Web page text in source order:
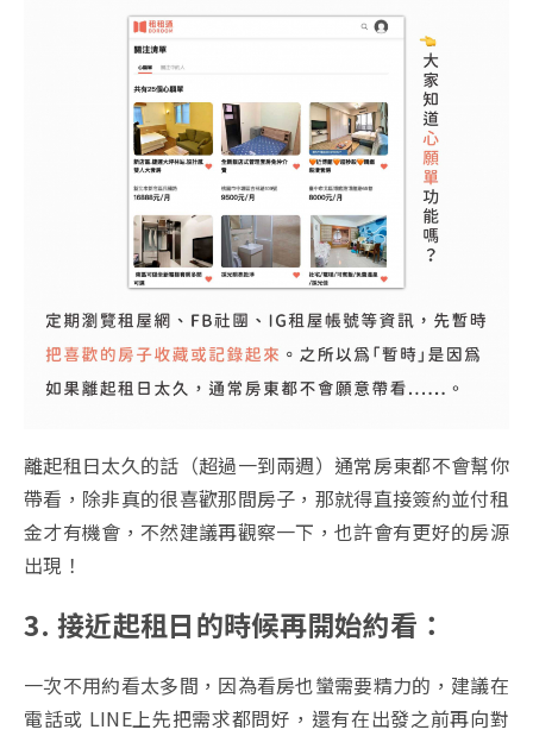
離起租日太久的話（超過一到兩週）通常房東都不會幫你
帶看，除非真的很喜歡那間房子，那就得直接簽約並付租
金才有機會，不然建議再觀察一下，也許會有更好的房源
出現！
3. 接近起租日的時候再開始約看：
一次不用約看太多間，因為看房也蠻需要精力的，建議在
電話或 LINE上先把需求都問好，還有在出發之前再向對